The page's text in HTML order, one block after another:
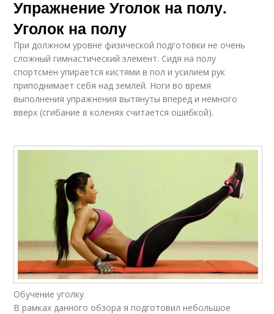
Упражнение Уголок на полу.
Уголок на полу
При должном уровне физической подготовки не очень
сложный гимнастический элемент. Сидя на полу
спортсмен упирается кистями в пол и усилием рук
приподнимает себя над землей. Ноги во время
выполнения упражнения вытянуты вперед и немного
вверх (сгибание в коленях считается ошибкой).
Обучение уголку
В рамках данного обзора я подготовил небольшое